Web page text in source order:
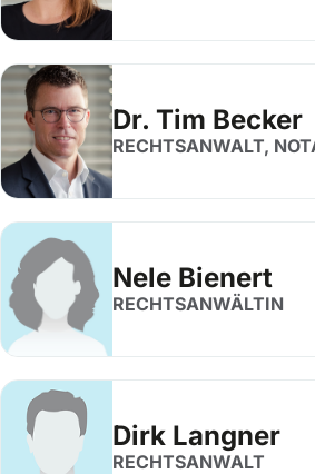
Dr. Tim Becker
RECHTSANWALT,
Nele Bienert
RECHTSANWÄLTIN
Dirk Langner
RECHTSANWALT